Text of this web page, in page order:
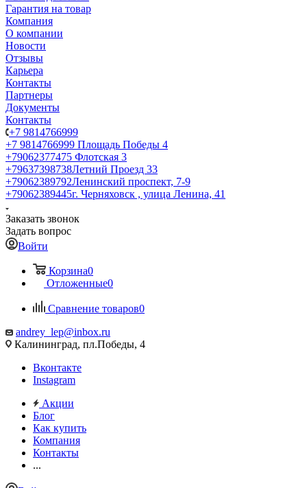
Гарантия на товар
Компания
О компании
Новости
Отзывы
Карьера
Контакты
Партнеры
Документы
Контакты
+7 9814766999
+7 9814766999 Площадь Победы 4
+79062377475 Флотская 3
+79637398738Летний Проезд 33
+79062389792Ленинский проспект, 7-9
+79062389445г. Черняховск , улица Ленина, 41
Заказать звонок
Задать вопрос
Войти
Корзина0
Отложенные0
Сравнение товаров0
andrey_lep@inbox.ru
Калининград, пл.Победы, 4
Вконтакте
Instagram
Акции
Блог
Как купить
Компания
Контакты
...